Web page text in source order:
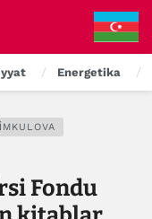
Energetika
Fondu